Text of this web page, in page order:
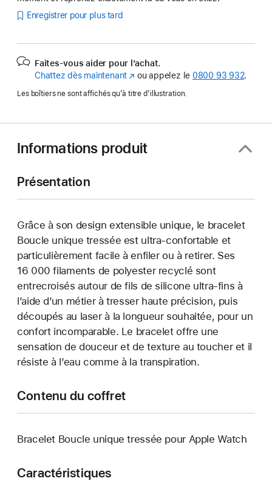
Enregistrer pour plus tard
Faites-vous aider pour l’achat.
Chattez dès maintenant (s’ouvre
une
fenêtre)
ou appelez le 0800 93 932.
Les boîtiers ne sont affichés qu’à titre d’illustration.
Informations produit
Présentation
Grâce à son design extensible unique, le bracelet
Boucle unique tressée est ultra-confortable et
particulièrement facile à enfiler ou à retirer. Ses
16 000 filaments de polyester recyclé sont
entrecroisés autour de fils de silicone ultra-fins à
l’aide d’un métier à tresser haute précision, puis
découpés au laser à la longueur souhaitée, pour un
confort incomparable. Le bracelet offre une
sensation de douceur et de texture au toucher et il
résiste à l’eau comme à la transpiration.
Contenu du coffret
Bracelet Boucle unique tressée pour Apple Watch
Caractéristiques